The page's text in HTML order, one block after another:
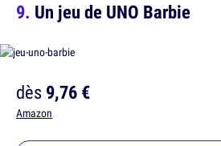
Un jeu de UNO Barbie
dès9,76 €
Amazon